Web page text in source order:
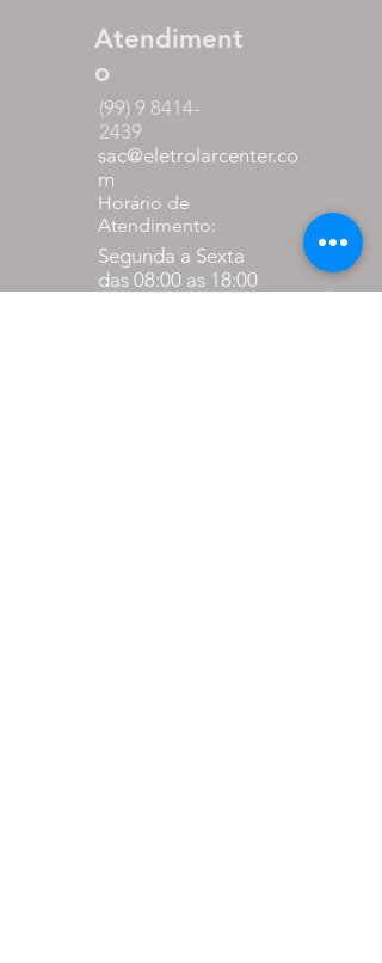
Atendiment
o
(99) 9 8414-
2439
sac@eletrolarcenter.co
m
Horário de
Atendimento:
Segunda a Sexta
das 08:00 as 18:00